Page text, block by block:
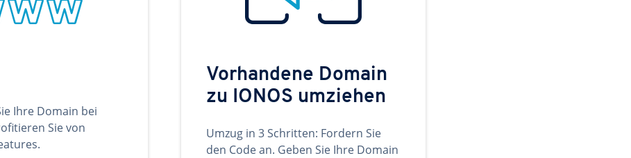
Ihre Domain bei
Sie von
Vorhandene Domain
zu IONOS umziehen
Umzug in 3 Schritten: Fordern Sie
den Code an. Geben Sie Ihre Domain